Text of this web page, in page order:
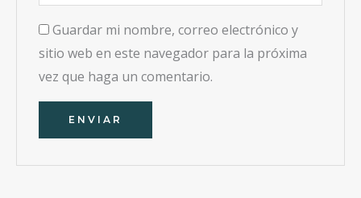
Guardar mi nombre, correo electrónico y
sitio web en este navegador para la próxima
vez que haga un comentario.